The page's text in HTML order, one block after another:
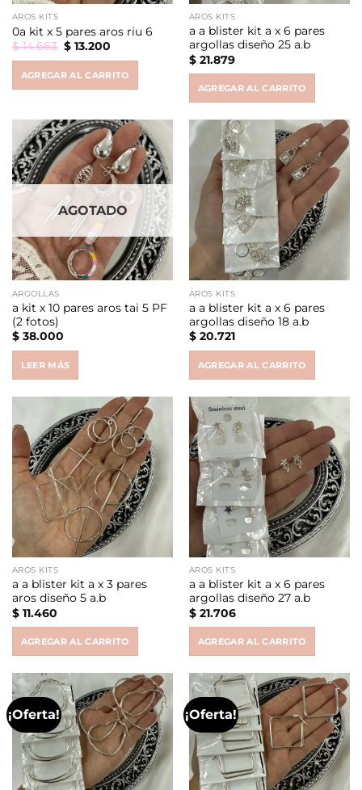
AROS KITS
0a kit x 5 pares aros riu 6
$14.663 Original
price
$ 14.663.
$13.200Current
$ 13.200.
AGREGAR AL CARRITO
AROS KITS
a a blister kit a x 6 pares
argollas diseño 25 a.b
$21.879
AGREGAR AL CARRITO
AGOTADO
ARGOLLAS
a kit x 10 pares aros tai 5 PF
(2 fotos)
$38.000
LEER MÁS
AROS KITS
a a blister kit a x 6 pares
argollas diseño 18 a.b
$20.721
AGREGAR AL CARRITO
AROS KITS
a a blister kit a x 3 pares
aros diseño 5 a.b
$11.460
AGREGAR AL CARRITO
AROS KITS
a a blister kit a x 6 pares
argollas diseño 27 a.b
$21.706
AGREGAR AL CARRITO
¡Oferta! ¡Oferta!